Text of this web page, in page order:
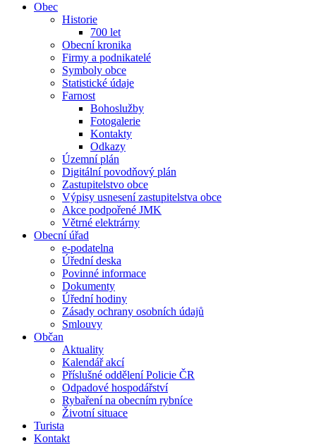
Obec
Historie
700 let
Obecní kronika
Firmy a podnikatelé
Symboly obce
Statistické údaje
Farnost
Bohoslužby
Fotogalerie
Kontakty
Odkazy
Územní plán
Digitální povodňový plán
Zastupitelstvo obce
Výpisy usnesení zastupitelstva obce
Akce podpořené JMK
Větrné elektrárny
Obecní úřad
e-podatelna
Úřední deska
Povinné informace
Dokumenty
Úřední hodiny
Zásady ochrany osobních údajů
Smlouvy
Občan
Aktuality
Kalendář akcí
Příslušné oddělení Policie ČR
Odpadové hospodářství
Rybaření na obecním rybníce
Životní situace
Turista
Kontakt